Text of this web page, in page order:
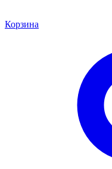
Корзина